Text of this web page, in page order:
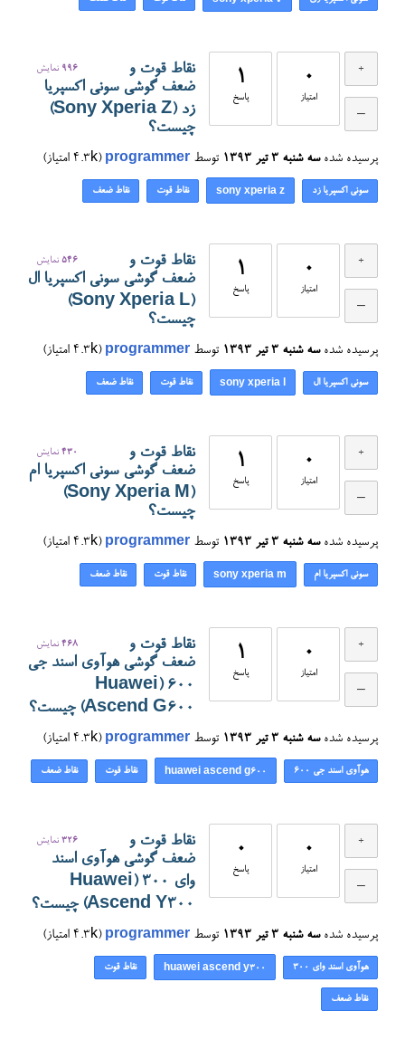
0
امتیاز
1
پاسخ
996 نمایش
نقاط قوت و
ضعف گوشی سونی اکسپریا
زد (Sony Xperia Z)
چیست؟
پرسیده شده سه شنبه ۳ تیر ۱۳۹۳ توسط programmer
(
4.3k امتیاز)
سونی اکسپریا زد sony xperia z نقاط قوت نقاط ضعف
0
امتیاز
1
پاسخ
546 نمایش
نقاط قوت و
ضعف گوشی سونی اکسپریا ال
(Sony Xperia L)
چیست؟
پرسیده شده سه شنبه ۳ تیر ۱۳۹۳ توسط programmer
(
4.3k امتیاز)
سونی اکسپریا ال sony xperia l نقاط قوت نقاط ضعف
0
امتیاز
1
پاسخ
430 نمایش
نقاط قوت و
ضعف گوشی سونی اکسپریا ام
(Sony Xperia M)
چیست؟
پرسیده شده سه شنبه ۳ تیر ۱۳۹۳ توسط programmer
(
4.3k امتیاز)
سونی اکسپریا ام sony xperia m نقاط قوت نقاط ضعف
0
امتیاز
1
پاسخ
468 نمایش
نقاط قوت و
ضعف گوشی هوآوی اسند جی
600 (Huawei
Ascend G600) چیست؟
پرسیده شده سه شنبه ۳ تیر ۱۳۹۳ توسط programmer
(
4.3k امتیاز)
هوآوی اسند جی ۶۰۰ huawei ascend g600 نقاط قوت نقاط ضعف
0
امتیاز
0
پاسخ
326 نمایش
نقاط قوت و
ضعف گوشی هوآوی اسند
وای 300 (Huawei
Ascend Y300) چیست؟
پرسیده شده سه شنبه ۳ تیر ۱۳۹۳ توسط programmer
(
4.3k امتیاز)
هوآوی اسند وای ۳۰۰ huawei ascend y300 نقاط قوت
نقاط ضعف